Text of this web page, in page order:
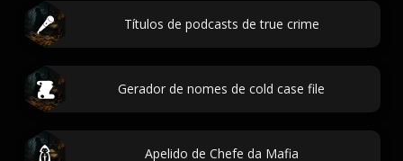
Títulos de podcasts de true crime
Gerador de nomes de cold case file
Apelido de Chefe da Mafia